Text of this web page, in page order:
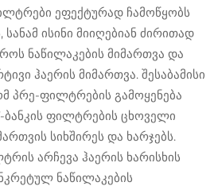
ეფექტურად ჩამოწყობს
ისინი მიიღებიან ძირითად
ნაწილაკების მიმართვა და
ჰაერის მიმართვა. შესაბამისი
პრე-ფილტრების გამოყენება
ფილტრების ცხოველი
სიხშირეს და ხარჯებს.
არჩევა ჰაერის ხარისხის
ნაწილაკების